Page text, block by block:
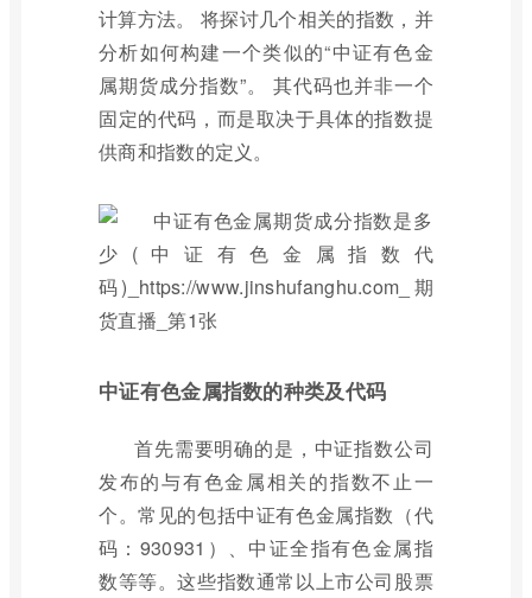
计算方法。 将探讨几个相关的指数，并
分析如何构建一个类似的“中证有色金
属期货成分指数”。 其代码也并非一个
固定的代码，而是取决于具体的指数提
供商和指数的定义。
中证有色金属指数的种类及代码
首先需要明确的是，中证指数公司
发布的与有色金属相关的指数不止一
个。常见的包括中证有色金属指数（代
码：930931）、中证全指有色金属指
数等等。这些指数通常以上市公司股票